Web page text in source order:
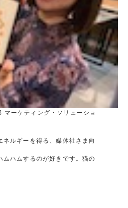
ーケティング・ソリューショ
ネルギーを得る、媒体社さま向
ムハムするのが好きです。猫の